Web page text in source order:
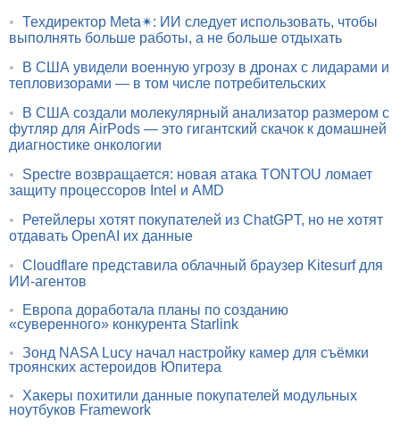
• Техдиректор Meta✴: ИИ следует использовать, чтобы
выполнять больше работы, а не больше отдыхать
•
В США увидели военную угрозу в дронах с лидарами и
тепловизорами — в том числе потребительских
•
В США создали молекулярный анализатор размером с
футляр для AirPods — это гигантский скачок к домашней
диагностике онкологии
•
Spectre возвращается: новая атака TONTOU ломает
защиту процессоров Intel и AMD
•
Ретейлеры хотят покупателей из ChatGPT, но не хотят
отдавать OpenAI их данные
• Cloudflare представила облачный браузер Kitesurf для
ИИ-агентов
•
Европа доработала планы по созданию
«суверенного» конкурента Starlink
• Зонд NASA Lucy начал настройку камер для съёмки
троянских астероидов Юпитера
•
Хакеры похитили данные покупателей модульных
ноутбуков Framework